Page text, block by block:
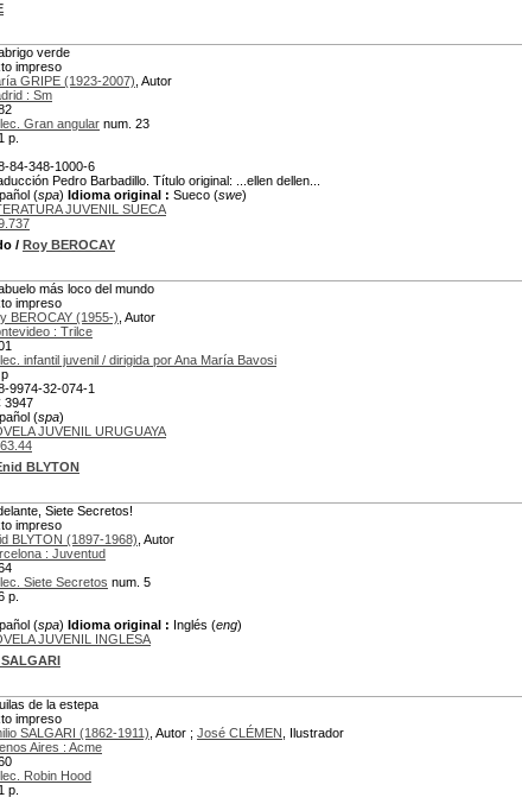
verde
impreso
GRIPE (1923-2007) , Autor
: Sm
Gran angular num. 23
p.
84-348-1000-6
Pedro Barbadillo. Título original: ...ellen dellen...
(spa) Idioma original : Sueco (swe)
JUVENIL SUECA
/ Roy BEROCAY
más loco del mundo
impreso
BEROCAY (1955-) , Autor
: Trilce
infantil juvenil / dirigida por Ana María Bavosi
9974-32-074-1
3947
(spa)
JUVENIL URUGUAYA
BLYTON
Siete Secretos!
impreso
BLYTON (1897-1968) , Autor
: Juventud
Siete Secretos num. 5
p.
(spa) Idioma original : Inglés (eng)
JUVENIL INGLESA
de la estepa
impreso
SALGARI (1862-1911) , Autor ; José CLÉMEN , Ilustrador
Aires : Acme
Robin Hood
p.